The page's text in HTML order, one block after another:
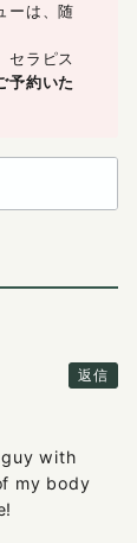
ーは、随
セラピス
予約いた
返信
with
my body